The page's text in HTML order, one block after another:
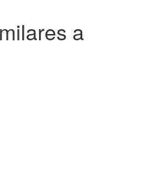
a